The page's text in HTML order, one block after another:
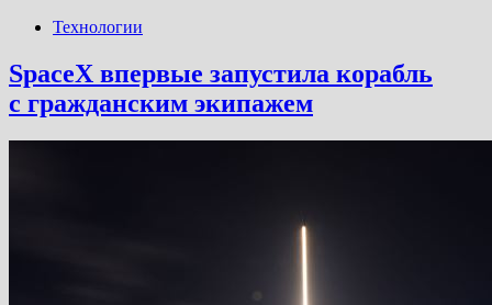
Технологии
SpaceX впервые запустила корабль
с гражданским экипажем